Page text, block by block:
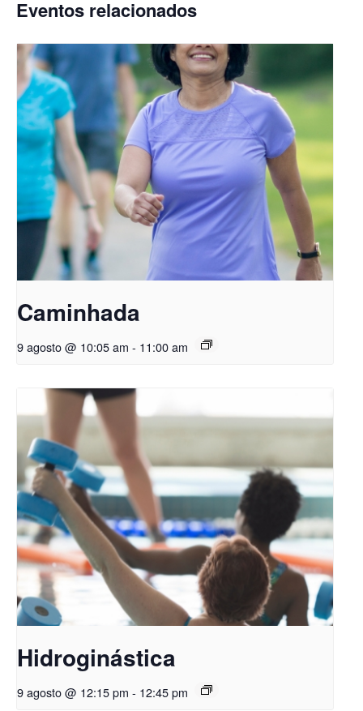
Eventos relacionados
Caminhada
9 agosto @ 10:05 am - 11:00 am
Hidroginástica
9 agosto @ 12:15 pm - 12:45 pm